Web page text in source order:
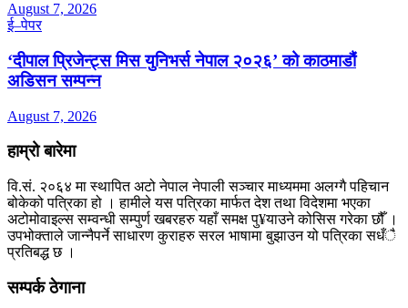
August 7, 2026
ई–पेपर
‘दीपाल प्रिजेन्ट्स मिस युनिभर्स नेपाल २०२६’ को काठमाडौं
अडिसन सम्पन्न
August 7, 2026
हाम्रो बारेमा
वि.सं. २०६४ मा स्थापित अटो नेपाल नेपाली सञ्चार माध्यममा अलग्गै पहिचान
बोकेको पत्रिका हो । हामीले यस पत्रिका मार्फत देश तथा विदेशमा भएका
अटोमोवाइल्स सम्वन्धी सम्पुर्ण खबरहरु यहाँ समक्ष पु¥याउने कोसिस गरेका छौँ ।
उपभोक्ताले जान्नैपर्ने साधारण कुराहरु सरल भाषामा बुझाउन यो पत्रिका सधँै
प्रतिबद्ध छ ।
सम्पर्क ठेगाना